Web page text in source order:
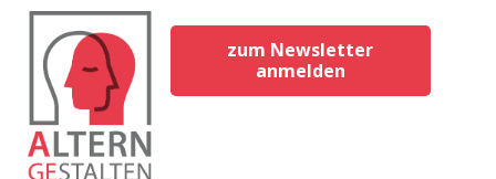
zum Newsletter
anmelden